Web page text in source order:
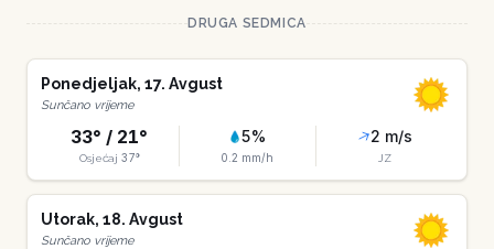
DRUGA SEDMICA
Ponedjeljak, 17. Avgust
Sunčano vrijeme
33° / 21°
Osjećaj 37°
5%
0.2 mm/h
2 m/s
JZ
Utorak, 18. Avgust
Sunčano vrijeme